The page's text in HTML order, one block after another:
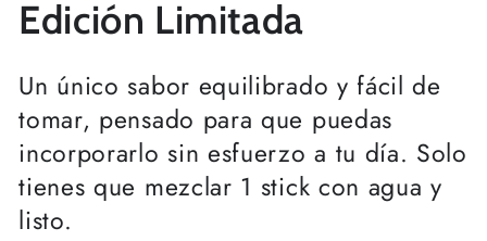
Edición Limitada
Un único sabor equilibrado y fácil de
tomar, pensado para que puedas
incorporarlo sin esfuerzo a tu día. Solo
tienes que mezclar 1 stick con agua y
listo.